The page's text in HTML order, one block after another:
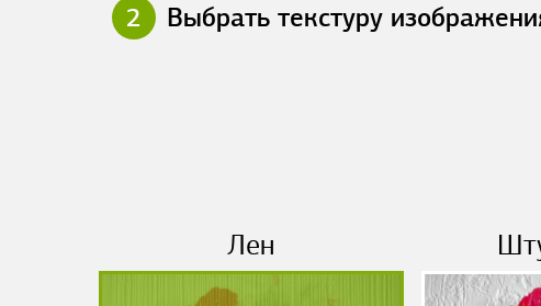
2 Выбрать текстуру
Лен